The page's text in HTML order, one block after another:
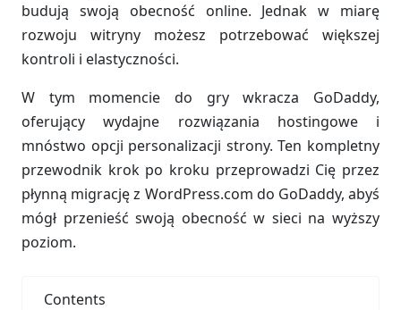
budują swoją obecność online. Jednak w miarę
rozwoju witryny możesz potrzebować większej
kontroli i elastyczności.
W tym momencie do gry wkracza GoDaddy,
oferujący wydajne rozwiązania hostingowe i
mnóstwo opcji personalizacji strony. Ten kompletny
przewodnik krok po kroku przeprowadzi Cię przez
płynną migrację z WordPress.com do GoDaddy, abyś
mógł przenieść swoją obecność w sieci na wyższy
poziom.
Contents